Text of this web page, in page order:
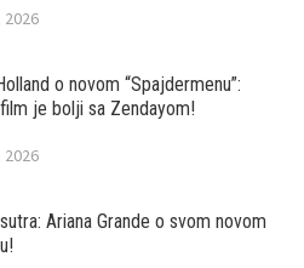
2026
o novom “Spajdermenu”:
je bolji sa Zendayom!
2026
Ariana Grande o svom novom